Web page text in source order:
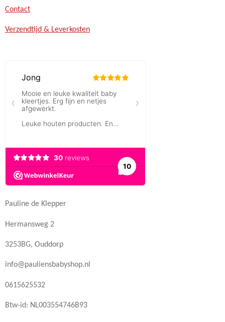
Contact
Verzendtijd & Leverkosten
Pauline de Klepper
Hermansweg 2
3253BG, Ouddorp
info@pauliensbabyshop.nl
0615625532
Btw-id: NL003554746B93